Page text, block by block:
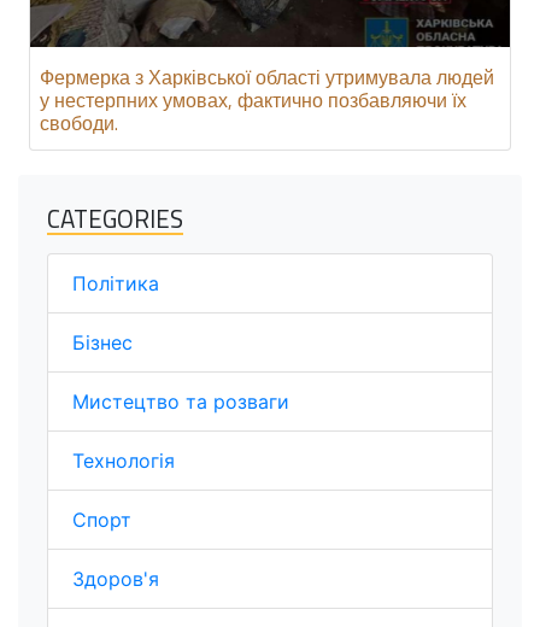
Фермерка з Харківської області утримувала людей
у нестерпних умовах, фактично позбавляючи їх
свободи.
CATEGORIES
Політика
Бізнес
Мистецтво та розваги
Технологія
Спорт
Здоров'я